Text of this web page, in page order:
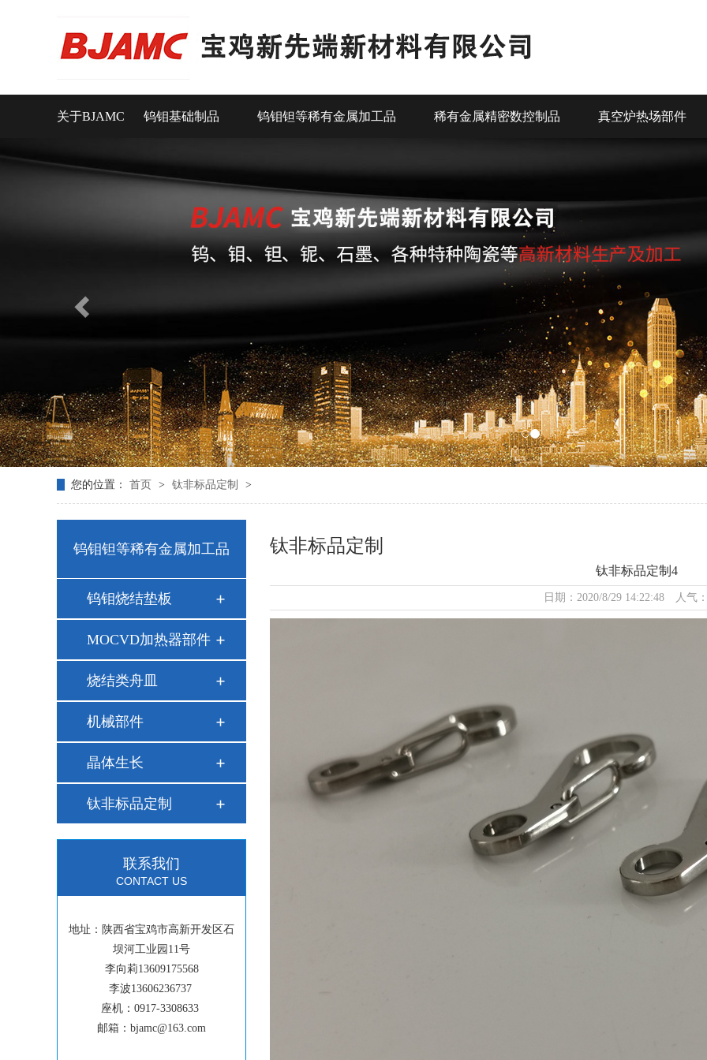
关于BJAMC 钨钼基础制品 钨钼钽等稀有金属加工品 稀有金属精密数控制品 真空炉热场部件
您的位置： 首页 > 钛非标品定制 >
钨钼钽等稀有金属加工品
钨钼烧结垫板
MOCVD加热器部件
烧结类舟皿
机械部件
晶体生长
钛非标品定制
联系我们
CONTACT US
地址：陕西省宝鸡市高新开发区石
坝河工业园11号
李向莉13609175568
李波13606236737
座机：0917-3308633
邮箱：bjamc@163.com
钛非标品定制
钛非标品定制4
日期：2020/8/29 14:22:48 人气